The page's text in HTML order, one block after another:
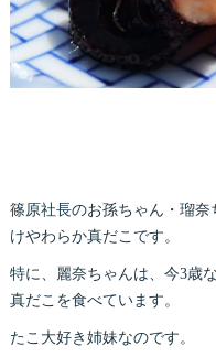
篠原社長のお孫ちゃん・瑠
けやわらか真だこです。
特に、麗奈ちゃんは、今3歳
真だこを食べています。
たこ大好き姉妹なのです。